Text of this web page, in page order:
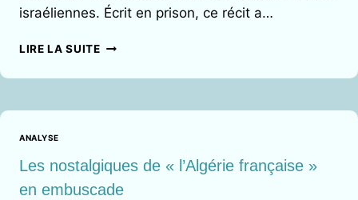
israéliennes. Écrit en prison, ce récit a…
LIRE LA SUITEUNE
PALESTINIENNE
DELÀ
ANALYSE
Les nostalgiques de « l’Algérie française »
en embuscade